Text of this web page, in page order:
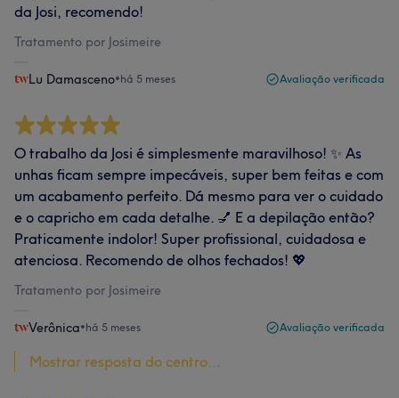
da Josi, recomendo!
Tratamento por Josimeire
Lu Damasceno•há 5 meses Avaliação verificada
O trabalho da Josi é simplesmente maravilhoso! ✨ As
unhas ficam sempre impecáveis, super bem feitas e com
um acabamento perfeito. Dá mesmo para ver o cuidado
e o capricho em cada detalhe. 💅 E a depilação então?
Praticamente indolor! Super profissional, cuidadosa e
atenciosa. Recomendo de olhos fechados! 💖
Tratamento por Josimeire
Verônica•há 5 meses Avaliação verificada
Mostrar resposta do centro...